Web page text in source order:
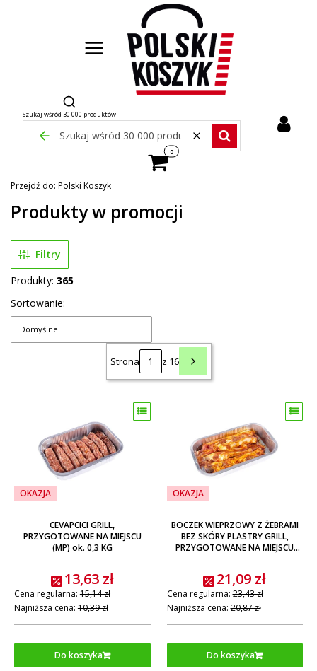
Otwórz wyszukiwarkę
Szukaj wśród 30 000 produktów
Zamknij wyszukiwarkę WyczyśćSzukaj wśród 30 000
Produkty w koszyku: 0. Zobacz
Przejdź do: Polski Koszyk
Produkty w promocji
Filtry
Produkty: 365
Lista produktów
Sortowanie:
Domyślne
Strona z 16 Następne produkty
OKAZJA
CEVAPCICI GRILL,
PRZYGOTOWANE NA MIEJSCU
(MP) ok. 0,3 KG
13,63 zł
Cena regularna: 15,14 zł
Najniższa cena: 10,39 zł
Do koszyka
OKAZJA
BOCZEK WIEPRZOWY Z ŻEBRAMI
BEZ SKÓRY PLASTRY GRILL,
PRZYGOTOWANE NA MIEJSCU
21,09 zł
Cena regularna: 23,43 zł
Najniższa cena: 20,87 zł
Do koszyka